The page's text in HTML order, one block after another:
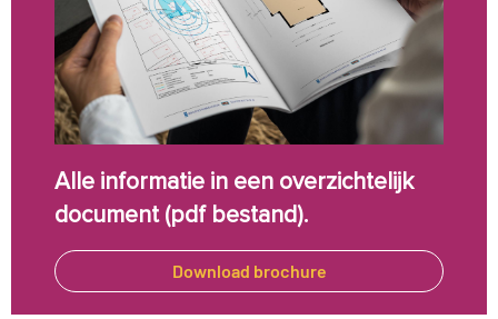
Alle informatie in een overzichtelijk
document (pdf bestand).
Download brochure